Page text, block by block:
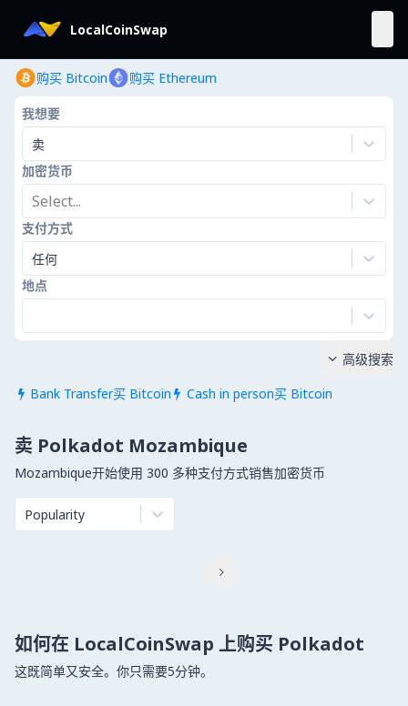
LocalCoinSwap
购买 Bitcoin 购买 Ethereum
我想要
卖
加密货币
Select...
支付方式
任何
地点
 Bank Transfer买 Bitcoin  Cash in person买 Bitcoin
 高级搜索
卖 Polkadot Mozambique
Mozambique开始使用 300 多种支付方式销售加密货币
Popularity

如何在 LocalCoinSwap 上购买 Polkadot
这既简单又安全。你只需要5分钟。